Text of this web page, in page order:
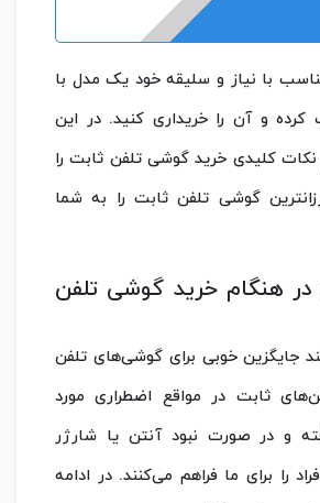
با نیاز و سلیقه خود یک مدل با
کرده و آن را خریداری کنید. در این
نکات کلیدی خرید گوشی تلفن ثابت را
گوشی تلفن ثابت را به شما
هنگام خرید گوشی تلفن
جایگزین خوبی برای گوشی‌های تلفن
ثابت در مواقع اضطراری مورد
و در صورت نبود آنتن یا شارژر
را برای ما فراهم می‌کنند. در ادامه